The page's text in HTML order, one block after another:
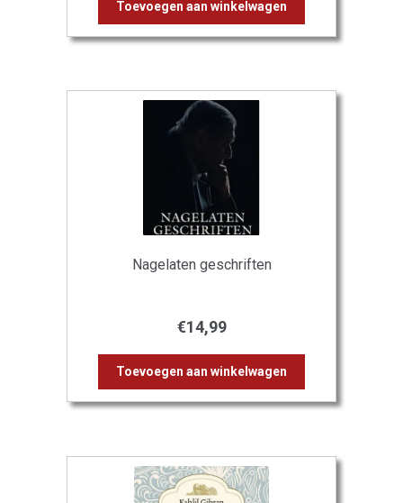
Toevoegen aan winkelwagen
Nagelaten geschriften
€14,99
Toevoegen aan winkelwagen